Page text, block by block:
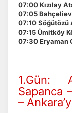
ÇEREZ
07:00 Kızılay
07:05
07:10 Söğütözü
07:15 Ümitköy
07:30 Eryaman
1.Gün:
Sapanca
–